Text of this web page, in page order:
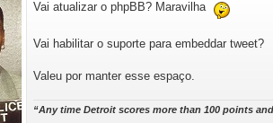
Vai atualizar o phpBB? Maravilha
Vai habilitar o suporte para embeddar tweet?
Valeu por manter esse espaço.
“Any time Detroit scores more than 100 points